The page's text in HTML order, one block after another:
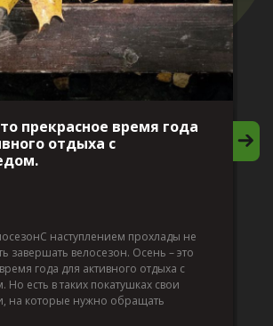
прекрасное время года
отдыха с
наступлением прохлады не
завершать велосезон. Осень – это
года для активного отдыха с
Но есть в таких покатушках свои
на которые нужно обращать